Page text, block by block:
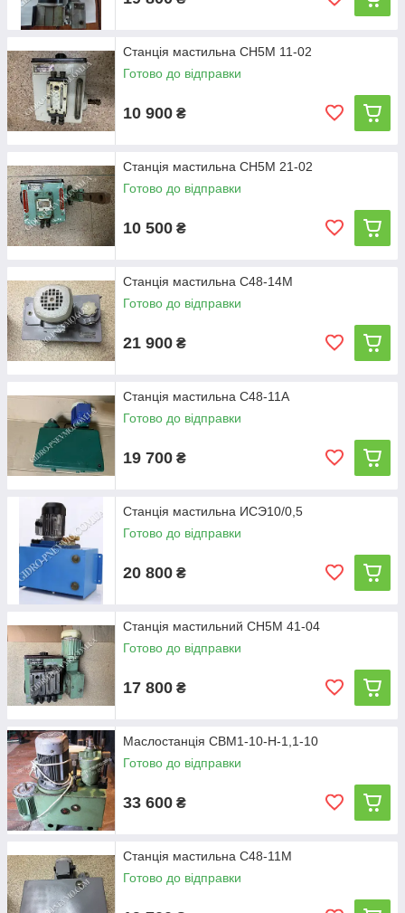
Станція мастильна СН5М 11-02
Готово до відправки
10 900 ₴
Станція мастильна СН5М 21-02
Готово до відправки
10 500 ₴
Станція мастильна С48-14М
Готово до відправки
21 900 ₴
Станція мастильна С48-11А
Готово до відправки
19 700 ₴
Станція мастильна ИСЭ10/0,5
Готово до відправки
20 800 ₴
Станція мастильний СН5М 41-04
Готово до відправки
17 800 ₴
Маслостанція СВМ1-10-Н-1,1-10
Готово до відправки
33 600 ₴
Станція мастильна С48-11М
Готово до відправки